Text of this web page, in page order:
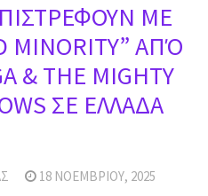
ΜΕ
MINORITY” ΑΠΌ
& THE MIGHTY
ΣΕ ΕΛΛΑΔΑ
18 ΝΟΕΜΒΡΊΟΥ, 2025